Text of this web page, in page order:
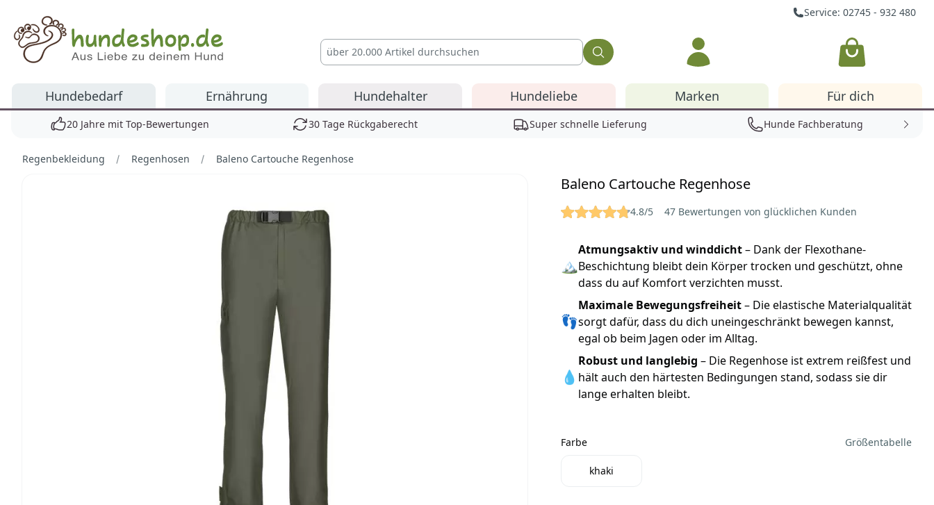
Service: 02745 - 932 480
Hundeshop.de
Warenkorb
Hundebedarf Ernährung Hundehalter Hundeliebe Marken Für dich
20 Jahre mit Top-Bewertungen 30 Tage Rückgaberecht Super schnelle Lieferung Hunde Fachberatung
Regenbekleidung Regenhosen Baleno Cartouche Regenhose
Baleno Cartouche Regenhose
Reviews 4.8/5 47 Bewertungen von glücklichen Kunden
🏔
Atmungsaktiv und winddicht– Dank der Flexothane-
Beschichtung bleibt dein Körper trocken und geschützt, ohne
dass du auf Komfort verzichten musst.
👣
Maximale Bewegungsfreiheit– Die elastische Materialqualität
sorgt dafür, dass du dich uneingeschränkt bewegen kannst,
egal ob beim Jagen oder im Alltag.
💧
Robust und langlebig – Die Regenhose ist extrem reißfest und
hält auch den härtesten Bedingungen stand, sodass sie dir
lange erhalten bleibt.
Farbe Größentabelle
khaki